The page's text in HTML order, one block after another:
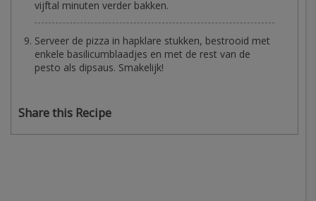
vijftal minuten verder bakken.
Serveer de pizza in hapklare stukken, bestrooid met
enkele basilicumblaadjes en met de rest van de
pesto als dipsaus. Smakelijk!
Share this Recipe